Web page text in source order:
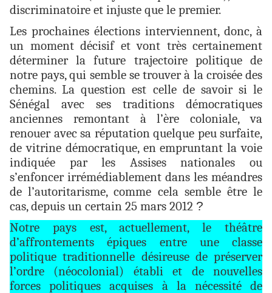
discriminatoire et injuste que le premier.
Les prochaines élections interviennent, donc, à
un moment décisif et vont très certainement
déterminer la future trajectoire politique de
notre pays, qui semble se trouver à la croisée des
chemins. La question est celle de savoir si le
Sénégal avec ses traditions démocratiques
anciennes remontant à l’ère coloniale, va
renouer avec sa réputation quelque peu surfaite,
de vitrine démocratique, en empruntant la voie
indiquée par les Assises nationales ou
s’enfoncer irrémédiablement dans les méandres
de l’autoritarisme, comme cela semble être le
cas, depuis un certain 25 mars 2012 ?
Notre pays est, actuellement, le théâtre
d’affrontements épiques entre une classe
politique traditionnelle désireuse de préserver
l’ordre (néocolonial) établi et de nouvelles
forces politiques acquises à la nécessité de